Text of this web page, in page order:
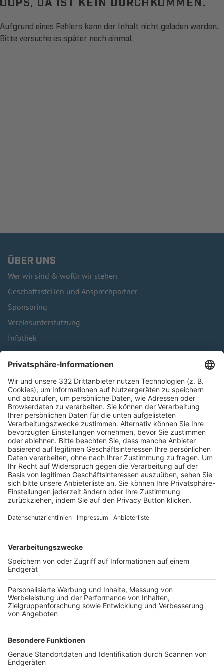
Aufgrund eines Fehlers kann der Inhalt nicht geladen werden.
Bitte versuche es später noch einmal.
ÜBER UNS
Wer wir sind & wofür wir stehen
Geschäftsstellen und Ansprechpartner
Sponsoring
Vereinsunterstützung
Infothek
Kontakt
HÄUFIG BESUCHTE SEITEN
Pässe und Vereinswechsel
Trainerausbildung
Schulungsangebot Vereinsmitarbeiter
BFV-Geschäftsstellen
Trainerbörse
Login SpielPlus
FOLGE DEM BFV
TOP-VEREINE
TOP-PARTNER